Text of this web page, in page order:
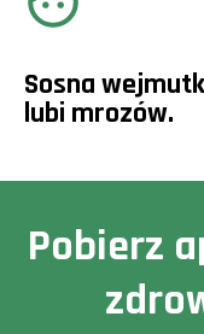
Sosna
lubi mrozów.
Pobierz